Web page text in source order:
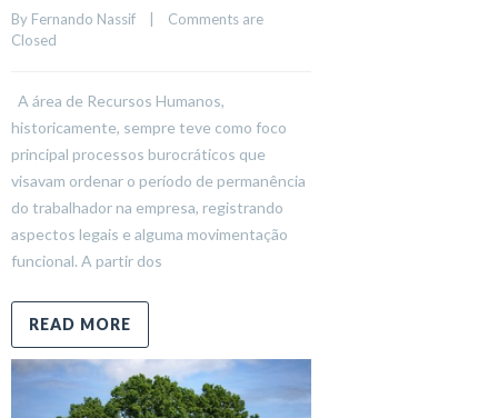
By Fernando Nassif
    |
Comments are
Closed
A área de Recursos Humanos,
historicamente, sempre teve como foco
principal processos burocráticos que
visavam ordenar o período de permanência
do trabalhador na empresa, registrando
aspectos legais e alguma movimentação
funcional. A partir dos
READ MORE